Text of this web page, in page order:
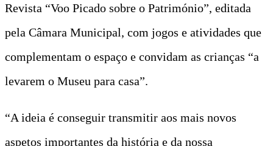
Revista “Voo Picado sobre o Património”, editada
pela Câmara Municipal, com jogos e atividades que
complementam o espaço e convidam as crianças “a
levarem o Museu para casa”.
“A ideia é conseguir transmitir aos mais novos
aspetos importantes da história e da nossa